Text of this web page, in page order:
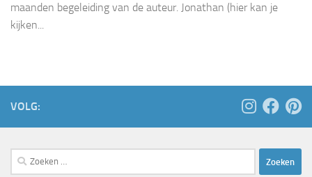
maanden begeleiding van de auteur. Jonathan (hier kan je
kijken...
VOLG:
Zoeken
naar: